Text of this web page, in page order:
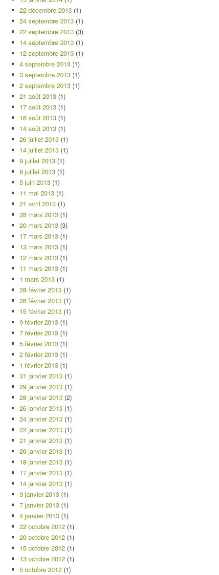
22 décembre 2013 (1)
24 septembre 2013 (1)
22 septembre 2013 (3)
14 septembre 2013 (1)
12 septembre 2013 (1)
4 septembre 2013 (1)
3 septembre 2013 (1)
2 septembre 2013 (1)
21 août 2013 (1)
17 août 2013 (1)
16 août 2013 (1)
14 août 2013 (1)
26 juillet 2013 (1)
14 juillet 2013 (1)
9 juillet 2013 (1)
6 juillet 2013 (1)
5 juin 2013 (1)
11 mai 2013 (1)
21 avril 2013 (1)
28 mars 2013 (1)
20 mars 2013 (3)
17 mars 2013 (1)
13 mars 2013 (1)
12 mars 2013 (1)
11 mars 2013 (1)
1 mars 2013 (1)
28 février 2013 (1)
26 février 2013 (1)
15 février 2013 (1)
9 février 2013 (1)
7 février 2013 (1)
5 février 2013 (1)
2 février 2013 (1)
1 février 2013 (1)
31 janvier 2013 (1)
29 janvier 2013 (1)
28 janvier 2013 (2)
26 janvier 2013 (1)
24 janvier 2013 (1)
22 janvier 2013 (1)
21 janvier 2013 (1)
20 janvier 2013 (1)
18 janvier 2013 (1)
17 janvier 2013 (1)
14 janvier 2013 (1)
9 janvier 2013 (1)
7 janvier 2013 (1)
4 janvier 2013 (1)
22 octobre 2012 (1)
20 octobre 2012 (1)
15 octobre 2012 (1)
13 octobre 2012 (1)
5 octobre 2012 (1)